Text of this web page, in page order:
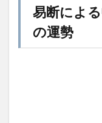
易断によ
の運勢